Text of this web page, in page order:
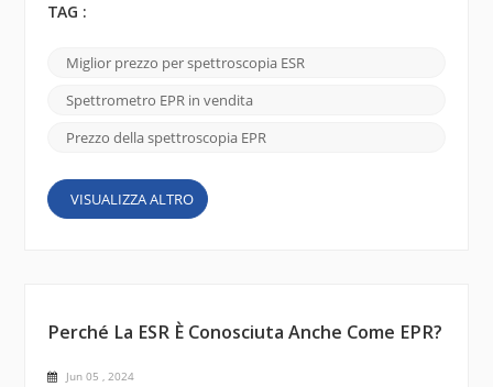
ricerca Il modo più diretto è cercare “miglior prezzo
(ESR)” sui principali motori di ricerca come Google.
Usa parole come economico, vendita, conveniente,
ecc. per descrivere le tue esigenze...
TAG :
Miglior prezzo per spettroscopia ESR
Spettrometro EPR in vendita
Prezzo della spettroscopia EPR
VISUALIZZA ALTRO
Perché La ESR È Conosciuta Anche Come EPR?
Jun 05 , 2024